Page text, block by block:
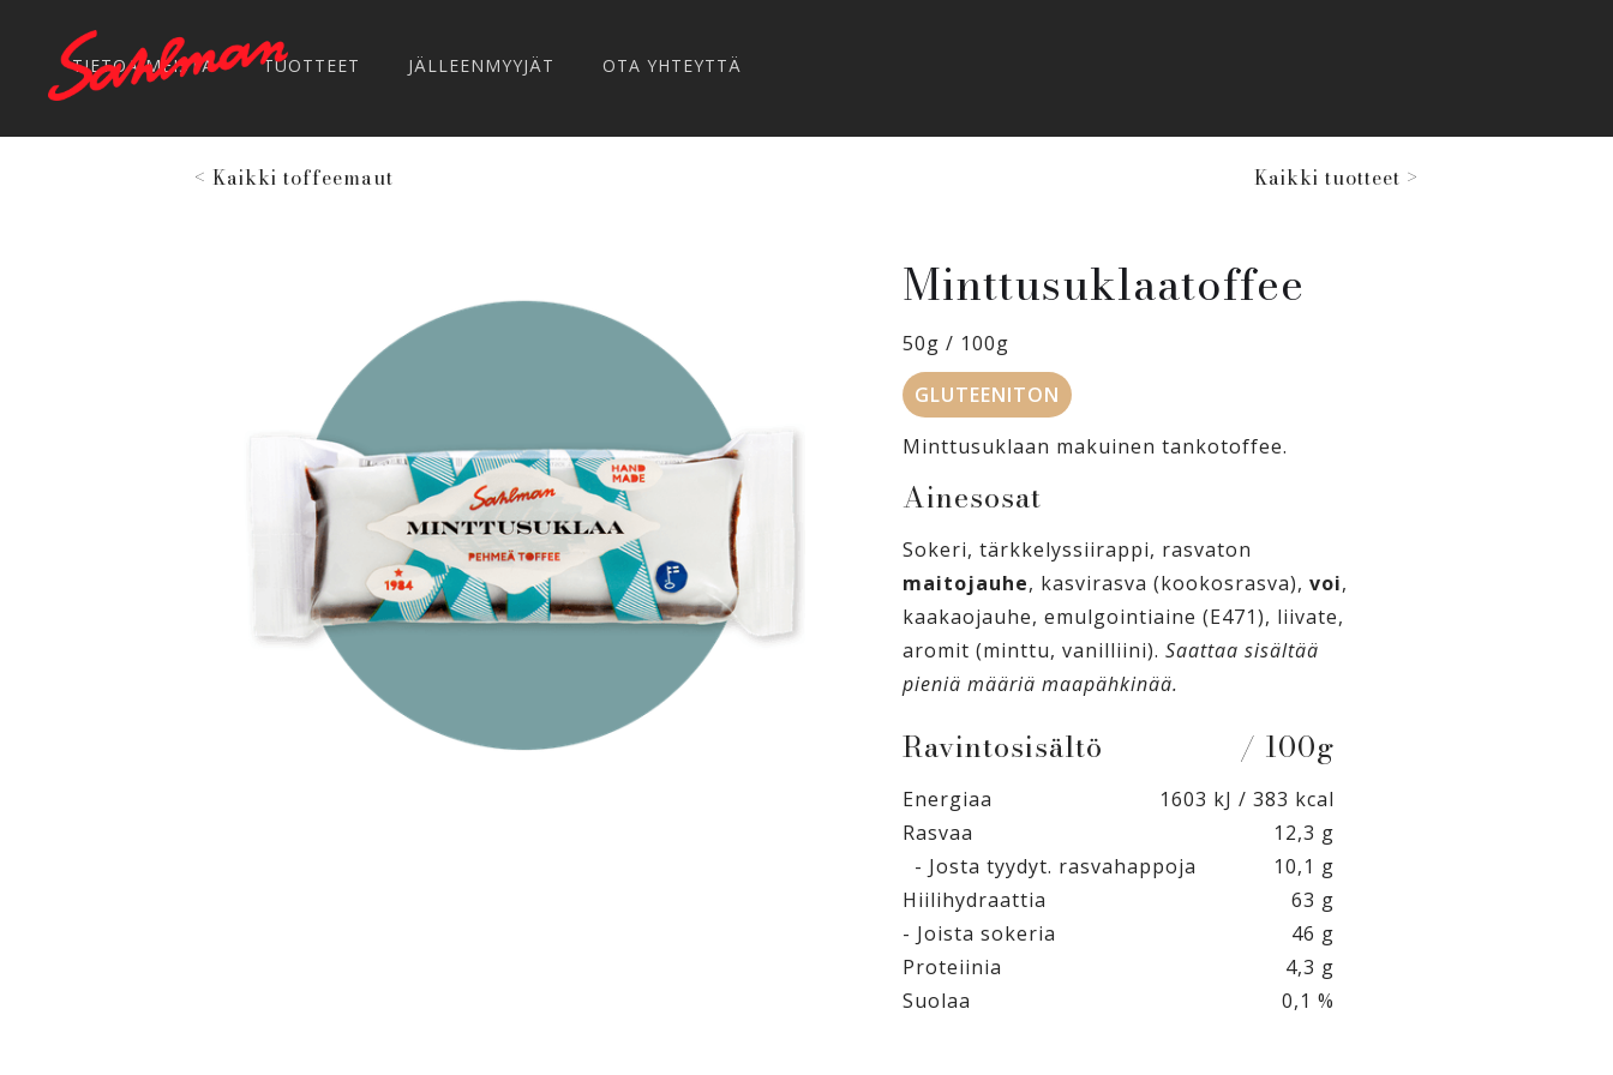
TIETOA MEISTÄ TUOTTEET JÄLLEENMYYJÄT OTA YHTEYTTÄ
< Kaikki toffeemaut Kaikki tuotteet >
Minttusuklaatoffee
50g / 100g
GLUTEENITON
Minttusuklaan makuinen tankotoffee.
Ainesosat
Sokeri, tärkkelyssiirappi, rasvaton
maitojauhe, kasvirasva (kookosrasva), voi,
kaakaojauhe, emulgointiaine (E471), liivate,
aromit (minttu, vanilliini). Saattaa sisältää
pieniä määriä maapähkinää.
Ravintosisältö / 100g
Energiaa
1603 kJ / 383 kcal
Rasvaa
12,3 g
- Josta tyydyt. rasvahappoja
10,1 g
Hiilihydraattia
63 g
- Joista sokeria
46 g
Proteiinia
4,3 g
Suolaa
0,1 %